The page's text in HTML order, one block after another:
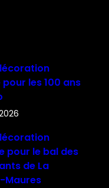
les 100 ans
pour le bal des
de La
Maures